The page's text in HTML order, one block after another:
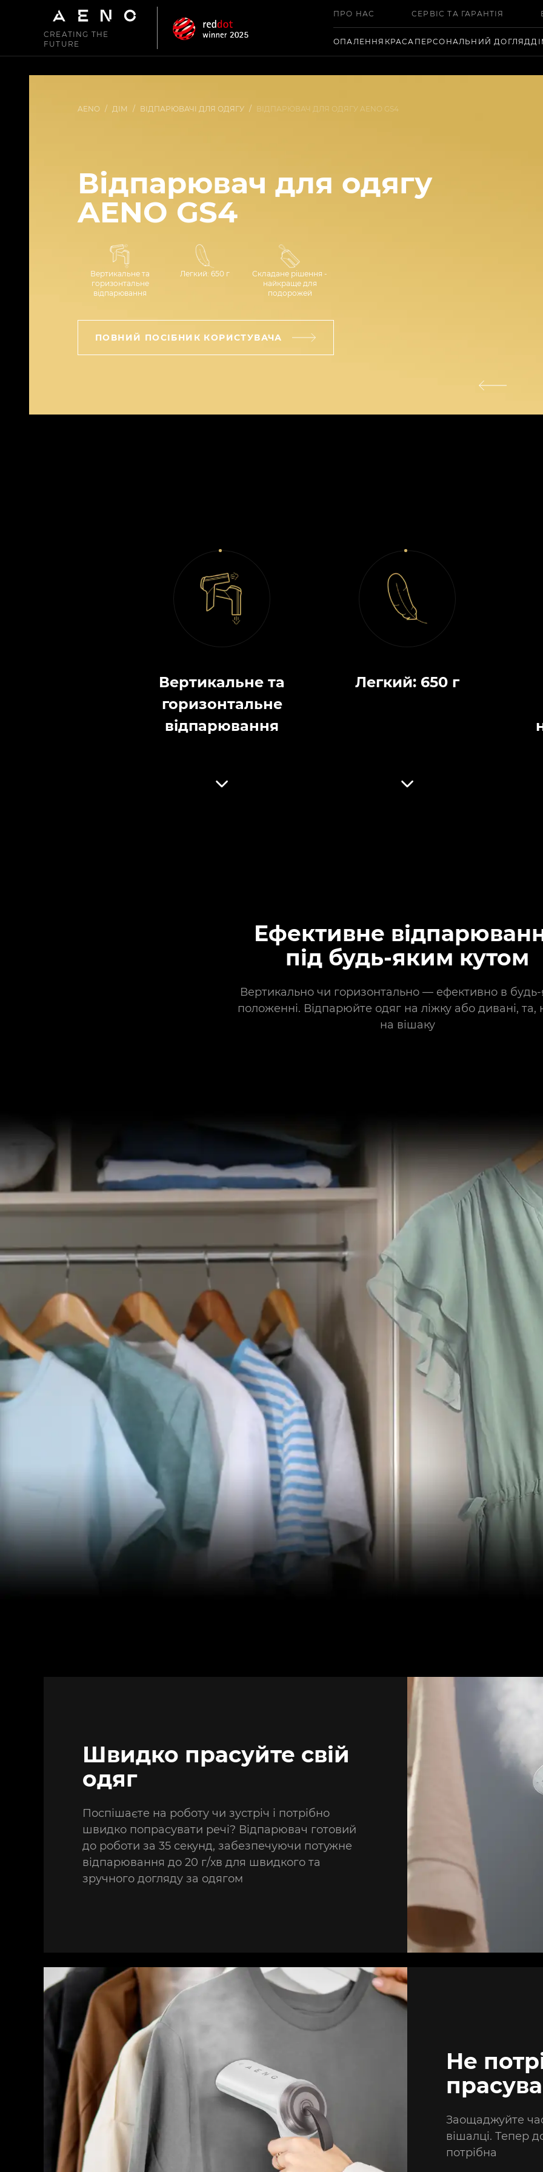
CREATING THE
FUTURE
ПРО НАС СЕРВІС ТА ГАРАНТІЯ
ОПАЛЕННЯ КРАСА ПЕРСОНАЛЬНИЙ ДОГЛЯД
AENO / ДІМ / ВІДПАРЮВАЧI ДЛЯ ОДЯГУ / ВІДПАРЮВАЧ ДЛЯ ОДЯГУ AENO GS4
Відпарювач для одягу
AENO GS4
Вертикальне та
горизонтальне
відпарювання
Легкий: 650 г
Складане рішення -
найкраще для
подорожей
ПОВНИЙ ПОСІБНИК КОРИСТУВАЧА
Вертикальне та
горизонтальне
відпарювання
Легкий: 650 г
Ефективне
під будь-яким кутом
Вертикально чи горизонтально — ефективно в
положенні. Відпарюйте одяг на ліжку або дивані, та,
на вішаку
Швидко прасуйте свій
одяг
Поспішаєте на роботу чи зустріч і потрібно
швидко попрасувати речі? Відпарювач готовий
до роботи за 35 секунд, забезпечуючи потужне
відпарювання до 20 г/хв для швидкого та
зручного догляду за одягом
Не
Заощаджуйте
вішалці. Тепер
потрібна